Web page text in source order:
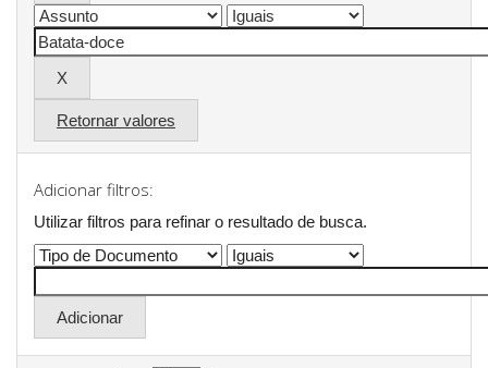
Retornar valores
Adicionar filtros:
Utilizar filtros para refinar o resultado de busca.